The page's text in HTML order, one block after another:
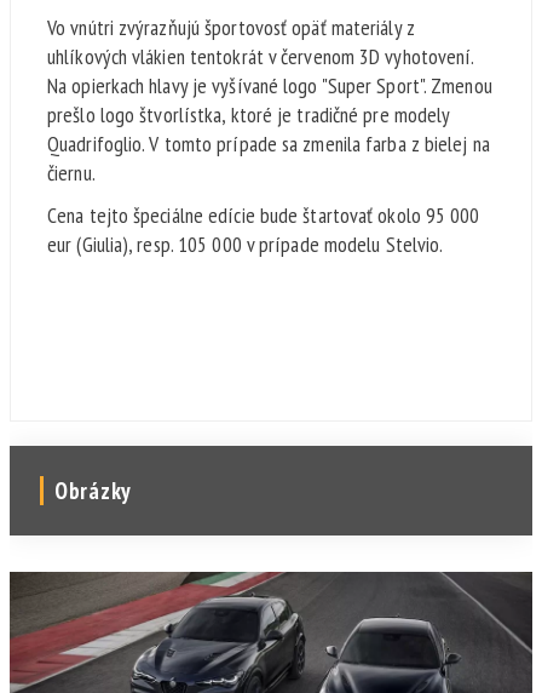
Vo vnútri zvýrazňujú športovosť opäť materiály z
uhlíkových vlákien tentokrát v červenom 3D vyhotovení.
Na opierkach hlavy je vyšívané logo "Super Sport". Zmenou
prešlo logo štvorlístka, ktoré je tradičné pre modely
Quadrifoglio. V tomto prípade sa zmenila farba z bielej na
čiernu.
Cena tejto špeciálne edície bude štartovať okolo 95 000
eur (Giulia), resp. 105 000 v prípade modelu Stelvio.
Obrázky